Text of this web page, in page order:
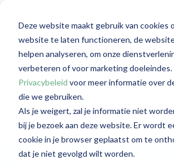
Deze website maakt gebruik van cookies
website te laten functioneren, de
helpen analyseren, om onze
verbeteren of voor marketing doeleindes.
Privacybeleid voor meer informatie over
die we gebruiken.
Als je weigert, zal je informatie niet
bij je bezoek aan deze website. Er wordt
cookie in je browser geplaatst om te
dat je niet gevolgd wilt worden.
Wie bestimme
begründe ich ein
Risikoprofil zur
?